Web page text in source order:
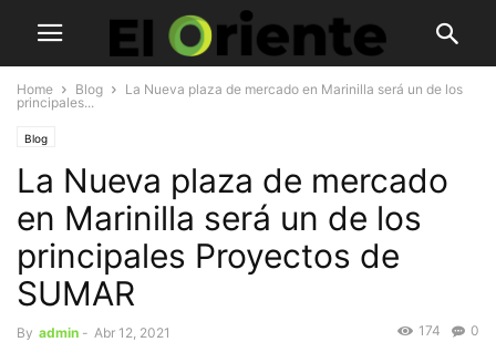
Home Blog
La Nueva plaza de mercado en Marinilla será un de los
principales...
Blog
La Nueva plaza de mercado
en Marinilla será un de los
principales Proyectos de
SUMAR
By admin - Abr 12, 2021 0
174